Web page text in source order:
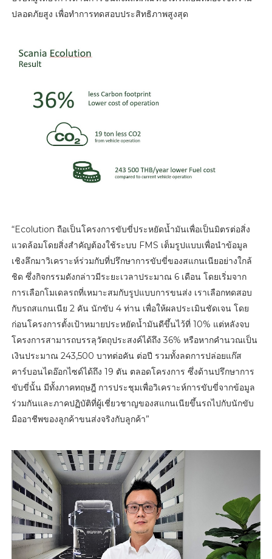
ปลอดภัยสูง เพื่อทำการทดสอบประสิทธิภาพสูงสุด
“Ecolution ถือเป็นโครงการขับขี่ประหยัดน้ำมันเพื่อเป็นมิตรต่อสิ่ง
แวดล้อมโดยสิ่งสำคัญต้องใช้ระบบ FMS เต็มรูปแบบเพื่อนำข้อมูล
เชิงลึกมาวิเคราะห์ร่วมกับที่ปรึกษาการขับขี่ของสแกนเนียอย่างใกล้
ชิด ซึ่งกิจกรรมดังกล่าวมีระยะเวลาประมาณ 6 เดือน โดยเริ่มจาก
การเลือกโมเดลรถที่เหมาะสมกับรูปแบบการขนส่ง เราเลือกทดสอบ
กับรถสแกนเนีย 2 คัน นักขับ 4 ท่าน เพื่อให้ผลประเมินชัดเจน โดย
ก่อนโครงการตั้งเป้าหมายประหยัดน้ำมันดีขึ้นไว้ที่ 10% แต่หลังจบ
โครงการสามารถบรรลุวัตถุประสงค์ได้ถึง 36% หรือหากคำนวณเป็น
เงินประมาณ 243,500 บาทต่อคัน ต่อปี รวมทั้งลดการปล่อยแก๊ส
คาร์บอนไดอ๊อกไซด์ได้ถึง 19 ตัน ตลอดโครงการ ซึ่งด้านปรึกษาการ
ขับขี่นั้น มีทั้งภาคทฤษฎี การประชุมเพื่อวิเคราะห์การขับขี่จากข้อมูล
ร่วมกันและภาคปฏิบัติที่ผู้เชี่ยวชาญของสแกนเนียขึ้นรถไปกับนักขับ
มืออาชีพของลูกค้าขนส่งจริงกับลูกค้า”